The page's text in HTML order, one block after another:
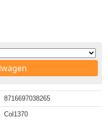
8716697038265
Col1370